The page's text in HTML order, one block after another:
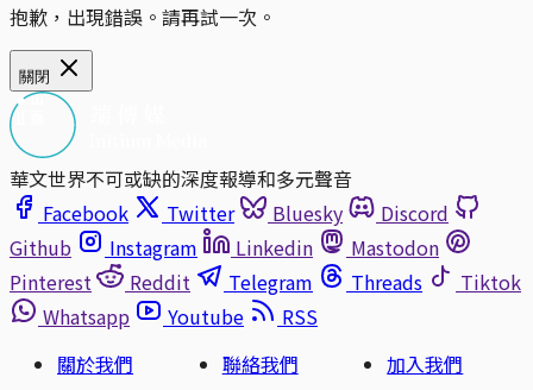
抱歉，出現錯誤。請再試一次。
關閉
華文世界不可或缺的深度報導和多元聲音
Facebook
Twitter Bluesky
Discord
Github
Instagram Linkedin
Mastodon
Pinterest
Reddit Telegram Threads
Tiktok
Whatsapp
Youtube
RSS
關於我們
聯絡我們
加入我們